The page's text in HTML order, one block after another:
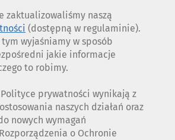
zaktualizowaliśmy naszą
(dostępną w regulaminie).
wyjaśniamy w sposób
jakie informacje
to robimy.
prywatności wynikają z
naszych działań oraz
nowych wymagań
o Ochronie